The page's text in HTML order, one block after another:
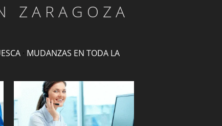
ZARAGOZA
· MUDANZAS EN TODA LA